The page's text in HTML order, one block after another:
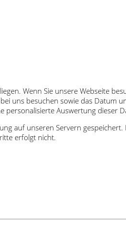
Wenn Sie unsere Webseite
uns besuchen sowie das
personalisierte Auswertung dieser
auf unseren Servern
erfolgt nicht.